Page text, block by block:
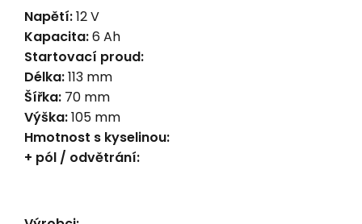
Napětí:12 V
Kapacita:6 Ah
Startovací proud:
Délka:113 mm
Šířka: 70 mm
Výška:105 mm
Hmotnost s kyselinou:
+ pól / odvětrání: